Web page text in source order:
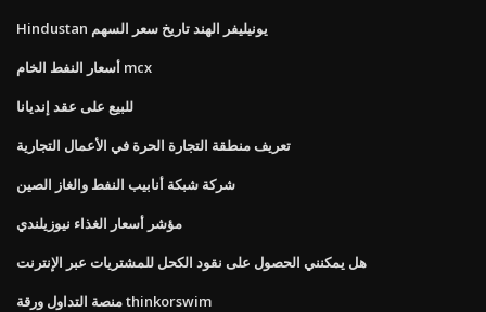
Hindustan يونيليفر الهند تاريخ سعر السهم
أسعار النفط الخام mcx
للبيع على عقد إنديانا
تعريف منطقة التجارة الحرة في الأعمال التجارية
شركة شبكة أنابيب النفط والغاز الصين
مؤشر أسعار الغذاء نيوزيلندي
هل يمكنني الحصول على نقود الكحل للمشتريات عبر الإنترنت
منصة التداول ورقة thinkorswim